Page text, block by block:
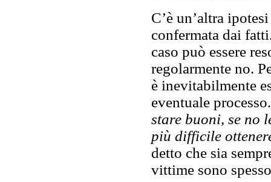
C’è un’altra
confermata dai
caso può essere
regolarmente no.
è inevitabilmente
eventuale
stare buoni, se no
più difficile
detto che sia
vittime sono